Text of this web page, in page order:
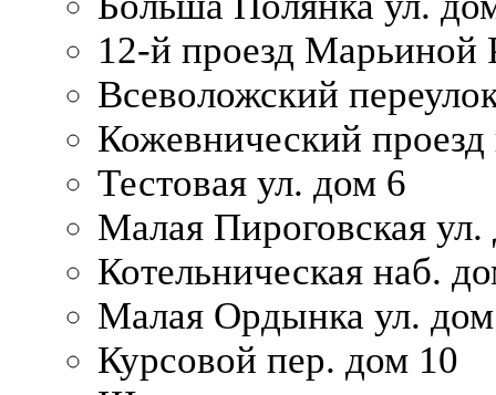
12-й проезд Марьиной
Всеволожский
Кожевнический проезд
Тестовая ул. дом 6
Малая Пироговская
Котельническая наб.
Малая Ордынка ул.
Курсовой пер. дом 10